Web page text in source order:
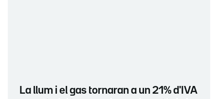
La llum i el gas tornaran a un 21% d'IVA